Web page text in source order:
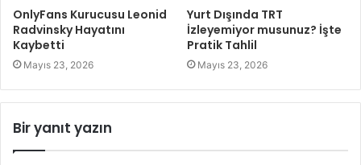
OnlyFans Kurucusu Leonid
Radvinsky Hayatını
Kaybetti
Mayıs 23, 2026
Yurt Dışında TRT
İzleyemiyor musunuz? İşte
Pratik Tahlil
Mayıs 23, 2026
Bir yanıt yazın